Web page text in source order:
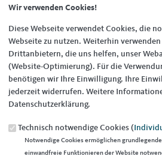
Einladung zur offenen Diskussionsrunde
Mettlacher Abtei Brauerei.
Philip Hoffmann, MdB, und Caroline
Wir verwenden Cookies!
Diese Webseite verwendet Cookies, die
Webseite zu nutzen. Weiterhin
Drittanbietern, die uns helfen, unser
(Website-Optimierung). Für die
benötigen wir Ihre Einwilligung. Ihre
jederzeit widerrufen. Weitere
Datenschutzerklärung.
Technisch notwendige Cookies (
Notwendige Cookies ermöglichen
einwandfreie Funktionieren der Website